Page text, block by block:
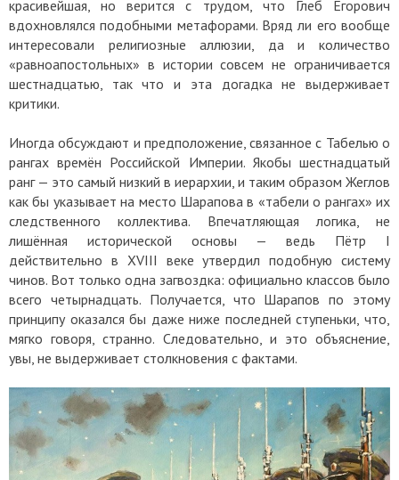
красивейшая, но верится с трудом, что Глеб Егорович
вдохновлялся подобными метафорами. Вряд ли его вообще
интересовали религиозные аллюзии, да и количество
«равноапостольных» в истории совсем не ограничивается
шестнадцатью, так что и эта догадка не выдерживает
критики.
Иногда обсуждают и предположение, связанное с Табелью о
рангах времён Российской Империи. Якобы шестнадцатый
ранг — это самый низкий в иерархии, и таким образом Жеглов
как бы указывает на место Шарапова в «табели о рангах» их
следственного коллектива. Впечатляющая логика, не
лишённая исторической основы — ведь Пётр I
действительно в XVIII веке утвердил подобную систему
чинов. Вот только одна загвоздка: официально классов было
всего четырнадцать. Получается, что Шарапов по этому
принципу оказался бы даже ниже последней ступеньки, что,
мягко говоря, странно. Следовательно, и это объяснение,
увы, не выдерживает столкновения с фактами.